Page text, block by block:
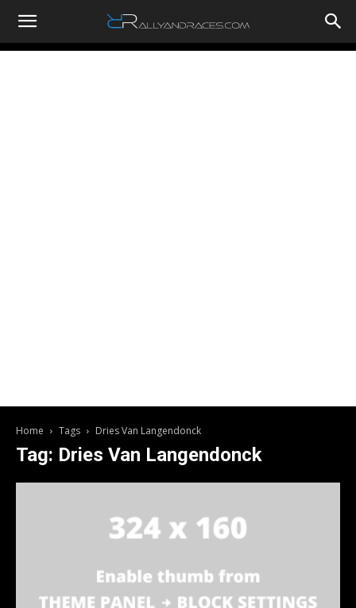
RallyandRaces.com
Home Tags Dries Van Langendonck
Tag: Dries Van Langendonck